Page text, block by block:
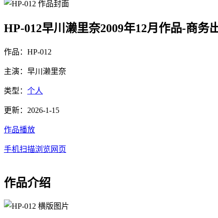
HP-012早川濑里奈2009年12月作品-商务
作品：HP-012
主演：早川濑里奈
类型： 个人
更新：2026-1-15
作品播放
手机扫描浏览网页
作品介绍